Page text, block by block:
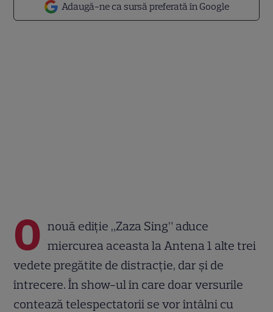
Adaugă-ne ca sursă preferată în Google
O nouă ediție „Zaza Sing” aduce
miercurea aceasta la Antena 1 alte trei
vedete pregătite de distracție, dar și de
întrecere. În show-ul în care doar versurile
contează telespectatorii se vor întâlni cu